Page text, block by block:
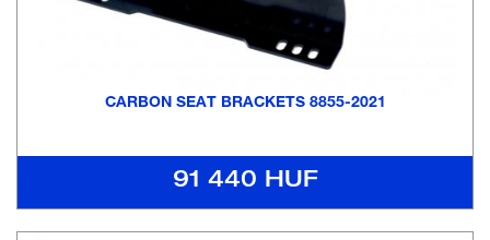
CARBON SEAT BRACKETS 8855-2021
91 440 HUF